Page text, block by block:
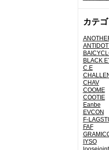
カテ
BLACK
C.E
CHAV
COOME
COOTIE
Eanbe
EVCON
F-
FAF
IYSO